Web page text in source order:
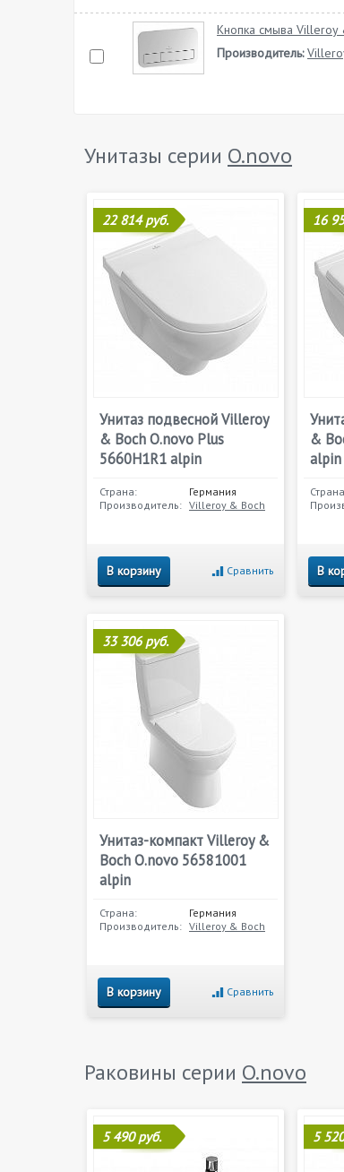
Кнопка смыва
Производитель:
Унитазы серии O.novo
22 814 руб.
Унитаз подвесной Villeroy
& Boch O.novo Plus
5660H1R1 alpin
Страна:
Германия
Производитель: Villeroy & Boch
В корзину Сравнить
16
&
В
33 306 руб.
Унитаз-компакт Villeroy &
Boch O.novo 56581001
alpin
Страна:
Германия
Производитель: Villeroy & Boch
В корзину Сравнить
Раковины серии O.novo
5 490 руб. 5